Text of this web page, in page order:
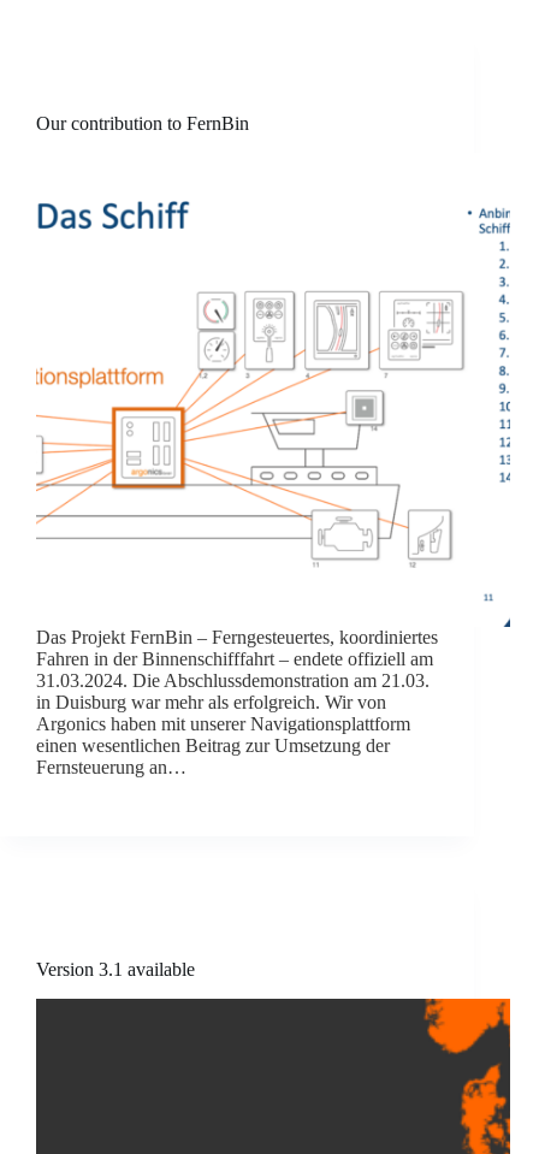
Our contribution to FernBin
Das Projekt FernBin – Ferngesteuertes, koordiniertes
Fahren in der Binnenschifffahrt – endete offiziell am
31.03.2024. Die Abschlussdemonstration am 21.03.
in Duisburg war mehr als erfolgreich. Wir von
Argonics haben mit unserer Navigationsplattform
einen wesentlichen Beitrag zur Umsetzung der
Fernsteuerung an…
Version 3.1 available